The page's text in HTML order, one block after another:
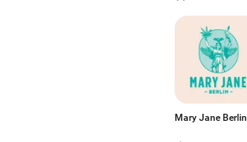
Mary Jane Berlin